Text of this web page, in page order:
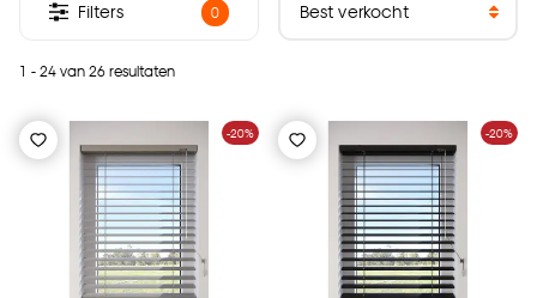
1 - 24 van 26 resultaten
Filters 0
-20% -20%